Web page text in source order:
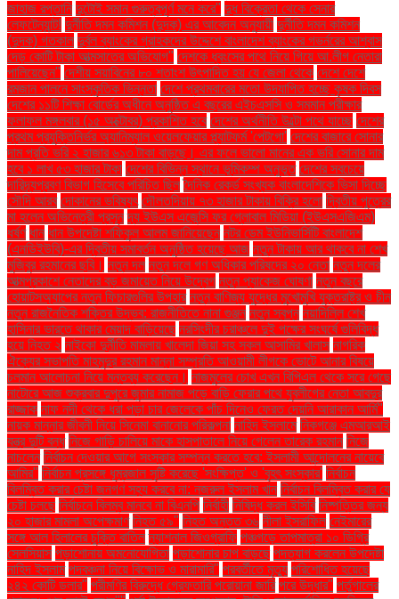
জাহাজ রপ্তানি দুটোই সমান গুরুত্বপূর্ণ মনে করে" দুধ বিক্রেতা থেকে সেনার
লেফটেন্যান্ট! দুর্নীতি দমন কমিশন (দুদক) এর আবেদন অনুযায়ী দুর্নীতি দমন কমিশন
(দুদক) গতকাল দুর্বল ব্যাংকের গ্রাহকদের উদ্দেশে বাংলাদেশ ব্যাংকের গভর্নরের আশ্বাস
দেড় কোটি টাকা আত্মসাতের অভিযোগ" দেশকে ধ্বংসের পথে নিয়ে গিয়ে আ.লীগ নেতারা
পালিয়েছেন" দেশীয় সয়াবিনের ৮০ শতাংশ উৎপাদিত হয় যে জেলা থেকে দেশে দেশে
রমজান পালনে সাংস্কৃতিক ভিন্নতা দেশে প্রথমবারের মতো উদযাপিত হচ্ছে কৃষক দিবস
দেশের ১১টি শিক্ষা বোর্ডের অধীনে অনুষ্ঠিত এ বছরের এইচএসসি ও সমমান পরীক্ষার
ফলাফল মঙ্গলবার (১৫ অক্টোবর) প্রকাশিত হবে দেশের অর্থনীতি উল্টো পথে যাচ্ছে দেশের
প্রথম প্রযুক্তিনির্ভর অ্যানিম্যাল ওয়েলফেয়ার প্ল্যাটফর্ম 'পেটগো' দেশের বাজারে সোনার
দাম প্রতি ভরি ২ হাজার ৬১৩ টাকা বাড়ছে। এর ফলে ভালো মানের এক ভরি সোনার দাম
হবে ১ লাখ ৫৩ হাজার টাকা দেশের বিভিন্ন স্থানে ভূমিকম্প অনুভূত দেশের সবচেয়ে
দারিদ্র্যপ্রবণ বিভাগ হিসেবে পরিচিত ছিল দৈনিক রেকর্ড সংখ্যক বাংলাদেশিকে ভিসা দিচ্ছে
সৌদি আরব দোকানের ভবিষ্যৎ দৌলতদিয়ায় ৭৩ হাজার টাকায় বিক্রি হলো দ্বিতীয় পুত্রের
মা হলেন অভিনেত্রী প্রসূন দ্য ইউএস এজেন্সি ফর গ্লোবাল মিডিয়া (ইউএসএজিএম)
ধর্ষণ ধান ধান উপদেষ্টা শফিকুল আলম জানিয়েছেন নটর ডেম ইউনিভার্সিটি বাংলাদেশ
(এনডিইউবি)-এর দ্বিতীয় সমাবর্তন অনুষ্ঠিত হয়েছে আজ নতুন টাকায় আর থাকবে না শেখ
মুজিবুর রহমানের ছবি। নতুন দল নতুন দলে গণ অধিকার পরিষদের ২০ নেতা নতুন দলের
আত্মপ্রকাশে নেতাদের বড় জমায়েত নিয়ে উদ্বেগ নতুন প্যাকেজ ঘোষণা নতুন বছরে
হোয়াটসঅ্যাপের নতুন ফিচারগুলির উপহার নতুন বাণিজ্য যুদ্ধের মুখোমুখি যুক্তরাষ্ট্র ও চীন
নতুন রাজনৈতিক শক্তির উদ্ভব: রাজনীতিতে নানা গুঞ্জন নতুন স্বপ্ন নয়াদিল্লি শেখ
হাসিনার ভারতে থাকার মেয়াদ বাড়িয়েছে নরসিংদীর চরাঞ্চলে দুই পক্ষের সংঘর্ষে গুলিবিদ্ধ
হয়ে নিহত ২ নাইকো দুর্নীতি মামলায় খালেদা জিয়া সহ সকল আসামির খালাস নাগরিক
ঐক্যের সভাপতি মাহমুদুর রহমান মান্না সম্প্রতি আওয়ামী লীগকে ভোটে আনার বিষয়ে
চলমান আলোচনা নিয়ে মন্তব্য করেছেন। নাজমুলের চোখ এখন বিপিএল থেকে সরে গেছে
নাটোরে আজ শুক্রবার দুপুরে জুমার নামাজ পড়ে বাড়ি ফেরার পথে যুবলীগের নেতা আবদুর
রাজ্জাক নাফ নদী থেকে ধরা পড়া চার জেলেকে পাঁচ দিনেও ফেরত দেয়নি আরাকান আর্মি"
নায়ক মান্নার জীবনী নিয়ে সিনেমা বানানোর পরিকল্পনা নাহিদ ইসলামে নিকগঞ্জে এমআরআই
যন্ত্র দুটি বন্ধ নিজে গাড়ি চালিয়ে মাকে হাসপাতালে নিয়ে গেলেন তারেক রহমান নিজে
নাচলেন নির্বাচন দেওয়ার আগে সংস্কার সম্পন্ন করতে হবে: ইসলামী আন্দোলনের নায়েবে
আমির" নির্বাচন প্রসঙ্গে ধূম্রজাল সৃষ্টি করেছে 'সংক্ষিপ্ত' ও 'বৃহৎ সংস্কার' নির্বাচন
বিলম্বিত করার চেষ্টা জনগণ সহ্য করবে না: নজরুল ইসলাম খান নির্বাচন বিলম্বিত করার যে
চেষ্টা চলছে নির্বাচনে বিলম্ব মানবে না বিএনপি নির্বাহী নিষিদ্ধ করল ইসিবি নিষ্পত্তির জন্য
২০ হাজার মামলা অপেক্ষমাণ নিহত ৫৯" নিহত অন্তত ৩৬ নীলা ইসরাফিল নেইমারের
সঙ্গে আল হিলালের চুক্তি বাতিল ন্যাশনাল জিওগ্রাফি পঞ্চগড়ে তাপমাত্রা ১০ ডিগ্রি
সেলসিয়াস পড়াশোনায় অমনোযোগিতা পড়াশোনার চাপ বাড়ছে পদত্যাগ করলেন উপদেষ্টা
নাহিদ ইসলাম পদবঞ্চনা নিয়ে বিক্ষোভ ও মারামারি" পরবর্তীতে মৃত্যু পরিশোধিত হয়েছে
২৪২ কোটি ডলার" পরীমণির বিরুদ্ধে গ্রেফতারি পরোয়ানা জারি পরে উদ্ধার" পর্তুগালের